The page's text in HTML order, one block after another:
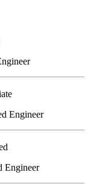
Engineer
Engineer